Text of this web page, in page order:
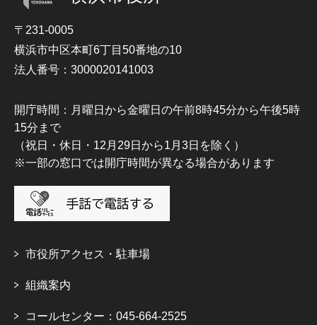
〒231-0005
横浜市中区本町6丁目50番地の10
法人番号：3000020141003
開庁時間：月曜日から金曜日の午前8時45分から午後5時
15分まで
（祝日・休日・12月29日から1月3日を除く）
※一部の窓口では開庁時間が異なる場合があります
市役所アクセス・駐車場
組織案内
コールセンター：045-664-2525